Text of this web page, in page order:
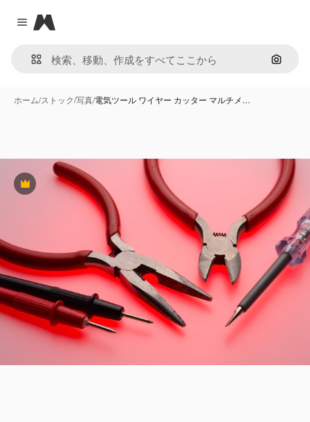
Close menu
Magnific
画像で
ホーム/ストック/写真/電気ツール ワイヤー カッター マルチメ…
Premium